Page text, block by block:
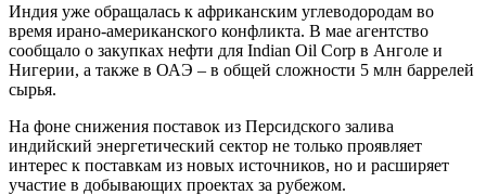
Индия уже обращалась к африканским углеводородам во
время ирано-американского конфликта. В мае агентство
сообщало о закупках нефти для Indian Oil Corp в Анголе и
Нигерии, а также в ОАЭ – в общей сложности 5 млн баррелей
сырья.
На фоне снижения поставок из Персидского залива
индийский энергетический сектор не только проявляет
интерес к поставкам из новых источников, но и расширяет
участие в добывающих проектах за рубежом.